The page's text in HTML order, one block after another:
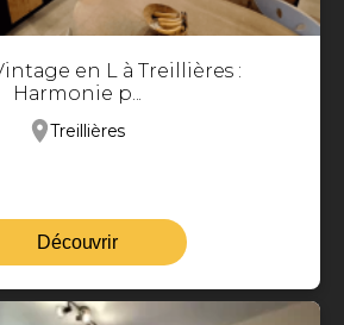
en L à Treillières :
Harmonie p...
Treillières
Découvrir